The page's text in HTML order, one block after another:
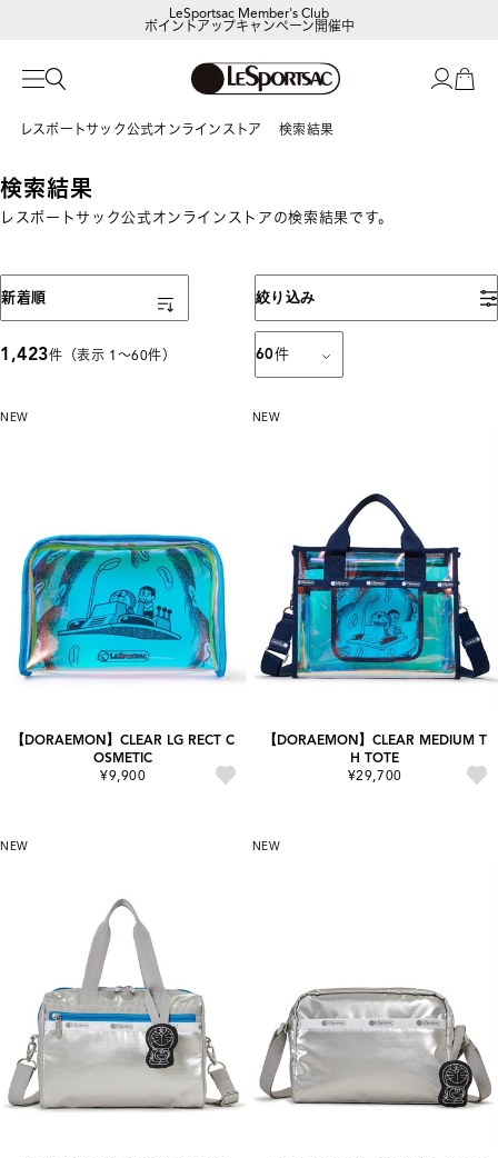
【DORAEMON SHOP IN SHOP】
8/5～表参道フラッグシップストア
レスポートサック公式オンラインストア 検索結果
検索結果
レスポートサック公式オンラインストアの検索結果です。
絞り込み
1,423件（表示 1〜60件） 60件
表示順
新着順
NEW
【DORAEMON】CLEAR LG RECT C
OSMETIC
¥9,900
NEW
【DORAEMON】CLEAR MEDIUM T
H TOTE
¥29,700
NEW NEW